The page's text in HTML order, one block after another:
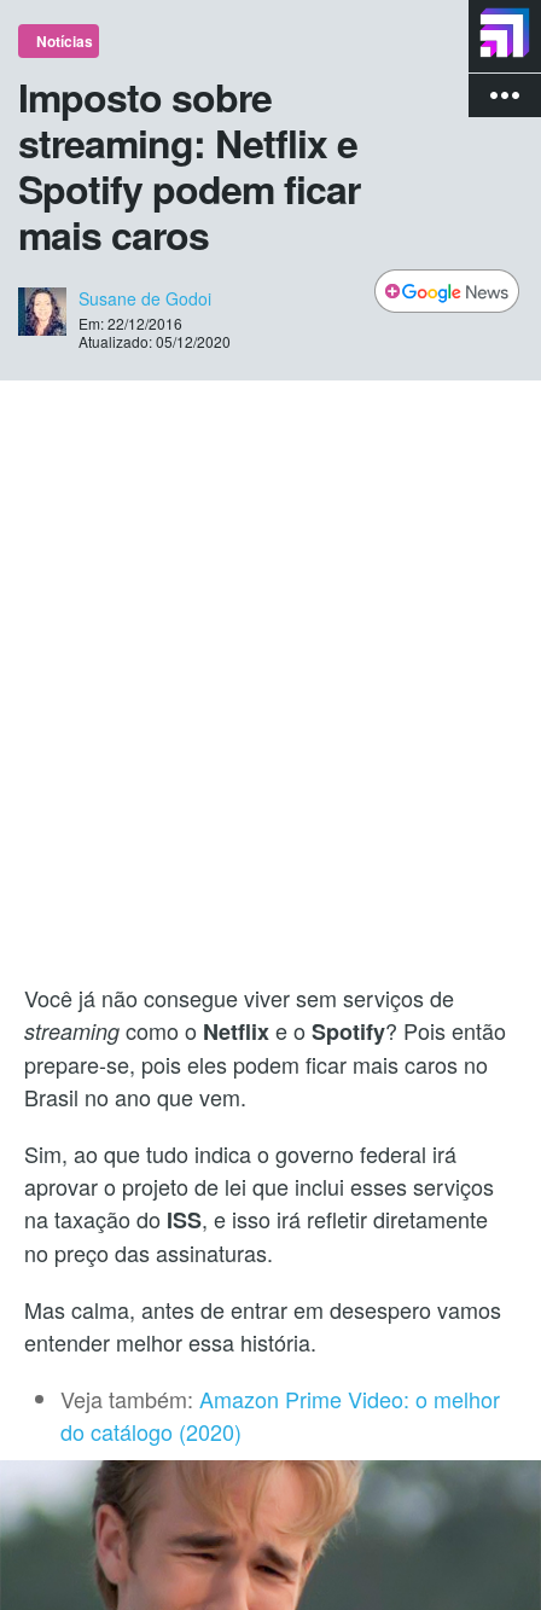
more_vert
Notícias
Imposto sobre
streaming: Netflix e
Spotify podem ficar
mais caros
Susane de Godoi
Em: 22/12/2016
Atualizado: 05/12/2020
Você já não consegue viver sem serviços de
streaming como o Netflixe o Spotify? Pois então
prepare-se, pois eles podem ficar mais caros no
Brasil no ano que vem.
Sim, ao que tudo indica o governo federal irá
aprovar o projeto de lei que inclui esses serviços
na taxação do ISS, e isso irá refletir diretamente
no preço das assinaturas.
Mas calma, antes de entrar em desespero vamos
entender melhor essa história.
Veja também: Amazon Prime Video: o melhor
do catálogo (2020)